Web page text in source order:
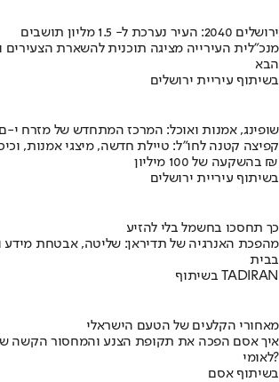
ירושלים 2040: העיר נערכת ל- 1.5 מליון תושבים
מנכ"לית העירייה מציגה תוכנית להשארת הצעירים
הבא
בשיתוף עיריית ירושלים
שופינג, אמנות ואוכל: המרכז המתחדש של מזרח י-ם
קפיצה קטנה לחו"ל: טיילת חדשה, מיצגי אמנות,
בהשקעה של 100 מיליון ₪
בשיתוף עיריית ירושלים
כך תחסכו בחשמל בלי להזיע
מהפכת האנרגיה של תדיראן: שליטה, אבטחת מידע
בבית
בשיתוף TADIRAN
מאחורי הקלעים של הטעם הישראלי
לאומי?
בשיתוף אסם